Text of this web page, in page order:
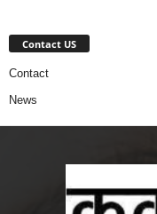
Contact US
Contact
News